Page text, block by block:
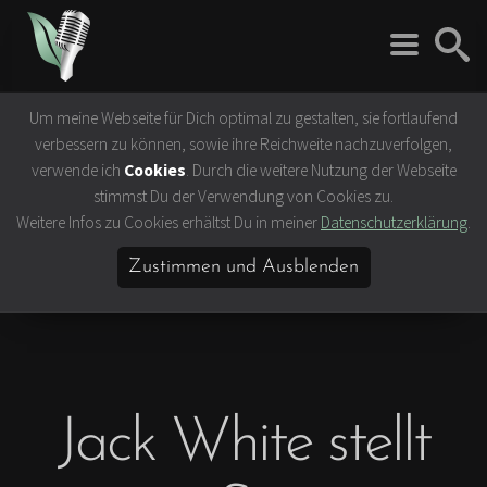
Rock 'n' Roll
Interviews
Konzerte
Vegan
Tierrechte
Klima- &
Umweltschutz
Ernährung &
Gesundheit
Lifestyle Slow Travel
Um meine Webseite für Dich optimal zu gestalten, sie fortlaufend
verbessern zu können, sowie ihre Reichweite nachzuverfolgen,
verwende ich Cookies . Durch die weitere Nutzung der Webseite
stimmst Du der Verwendung von Cookies zu.
Weitere Infos zu Cookies erhältst Du in meiner Datenschutzerklärung
Zustimmen und Ausblenden
Jack White stellt